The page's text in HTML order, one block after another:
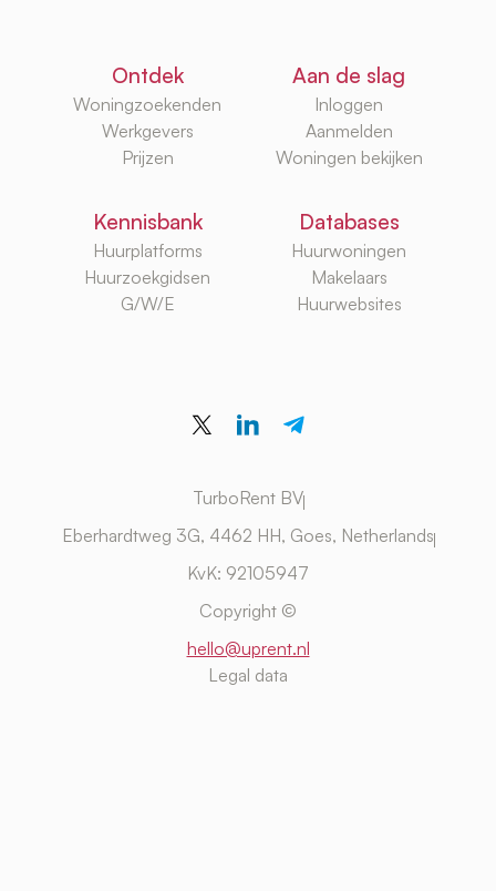
Ontdek
Woningzoekenden
Werkgevers
Prijzen
Aan de slag
Inloggen
Aanmelden
Woningen bekijken
Kennisbank
Huurplatforms
Huurzoekgidsen
G/W/E
Databases
Huurwoningen
Makelaars
Huurwebsites
TurboRent BV
Eberhardtweg 3G, 4462 HH, Goes, Netherlands
KvK: 92105947
Copyright ©
hello@uprent.nl
Legal data